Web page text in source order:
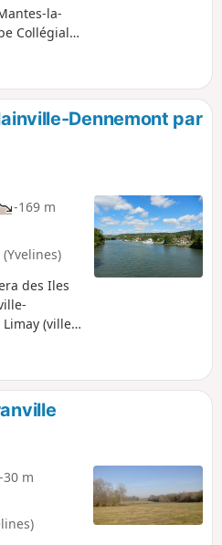
la-
Collégiale
Dennemont par
-169 m
des Iles
(ville-
puis
bois et
beaux
Mantes et
-30 m